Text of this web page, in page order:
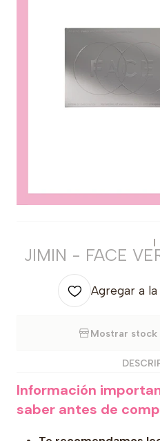
|
JIMIN - FACE
Agregar a
Mostrar stock
Información
saber antes de